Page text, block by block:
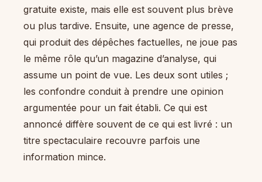
gratuite existe, mais elle est souvent plus brève
ou plus tardive. Ensuite, une agence de presse,
qui produit des dépêches factuelles, ne joue pas
le même rôle qu’un magazine d’analyse, qui
assume un point de vue. Les deux sont utiles ;
les confondre conduit à prendre une opinion
argumentée pour un fait établi. Ce qui est
annoncé diffère souvent de ce qui est livré : un
titre spectaculaire recouvre parfois une
information mince.